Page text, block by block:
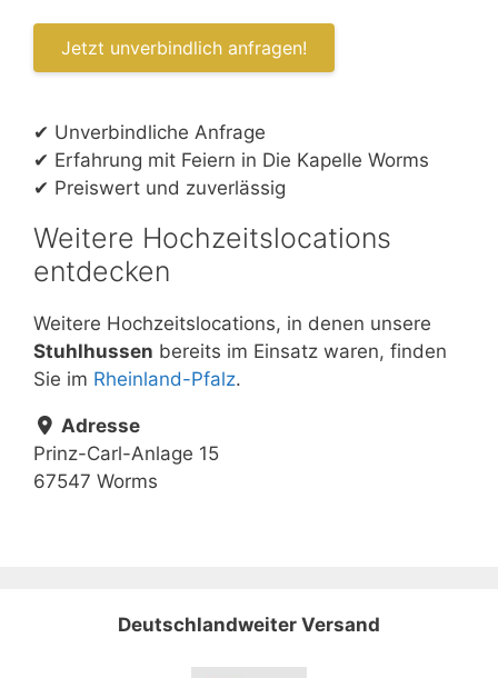
✔ Unverbindliche Anfrage
✔ Erfahrung mit Feiern in Die Kapelle Worms
✔ Preiswert und zuverlässig
Weitere Hochzeitslocations
entdecken
Weitere Hochzeitslocations, in denen unsere
Stuhlhussen bereits im Einsatz waren, finden
Sie im Rheinland-Pfalz.
Adresse
Prinz-Carl-Anlage 15
67547 Worms
Deutschlandweiter Versand